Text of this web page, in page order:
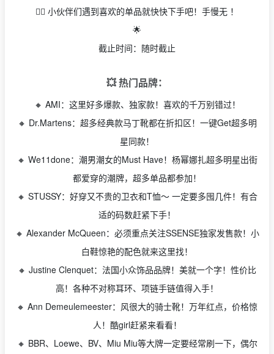
👉🏻 小伙伴们遇到喜欢的单品就快快下手吧！手慢无 ！
🌟
截止时间：随时截止
💥 热门品牌：
🔸 AMI：这里好多爆款、独家款！喜欢的千万别错过！
🔸 Dr.Martens：超多经典款马丁靴都在折扣区！一键Get超多明
星同款！
🔸 We11done：潮男潮女的Must Have！杨幂娜扎超多明星出街
都爱穿的潮牌，超多单品都参加！
🔸 STUSSY：好穿又不贵的卫衣和T恤～ 一定要多囤几件！有合
适的码数赶紧下手！
🔸 Alexander McQueen：必须重点关注SSENSE独家发售款！小
白鞋惊艳的配色就来这里找！
🔸 Justine Clenquet：法国小众饰品品牌！美就一个字！性价比
高！各种不对称耳环、项链手链值得入手！
🔸 Ann Demeulemeester：风很大的骑士靴！万年红点，价格惊
人！酷girl赶紧来看看！
🔸 BBR、Loewe、BV、Miu Miu等大牌一定要经常刷一下，偶尔